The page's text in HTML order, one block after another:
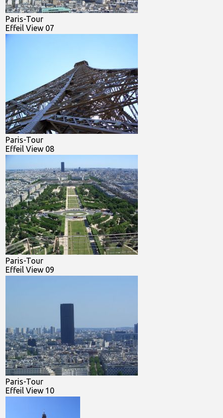
Paris-Tour
Effeil View 07
Paris-Tour
Effeil View 08
Paris-Tour
Effeil View 09
Paris-Tour
Effeil View 10